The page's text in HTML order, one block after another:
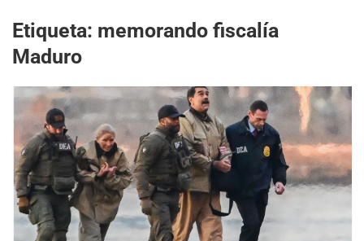
Etiqueta: memorando fiscalía
Maduro